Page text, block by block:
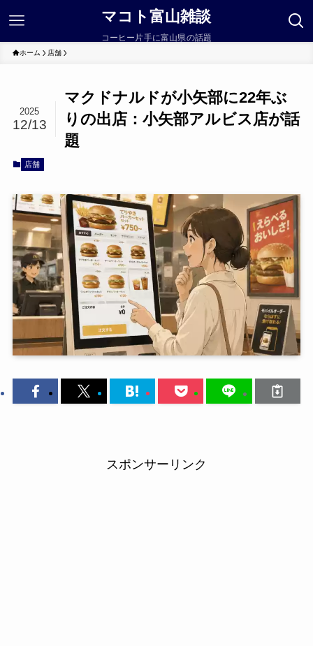
マコト富山雑談
コーヒー片手に富山県の話題
ホーム 店舗
マクドナルドが小矢部に22年ぶ
りの出店：小矢部アルビス店が話
題
2025
12/13
店舗
スポンサーリンク